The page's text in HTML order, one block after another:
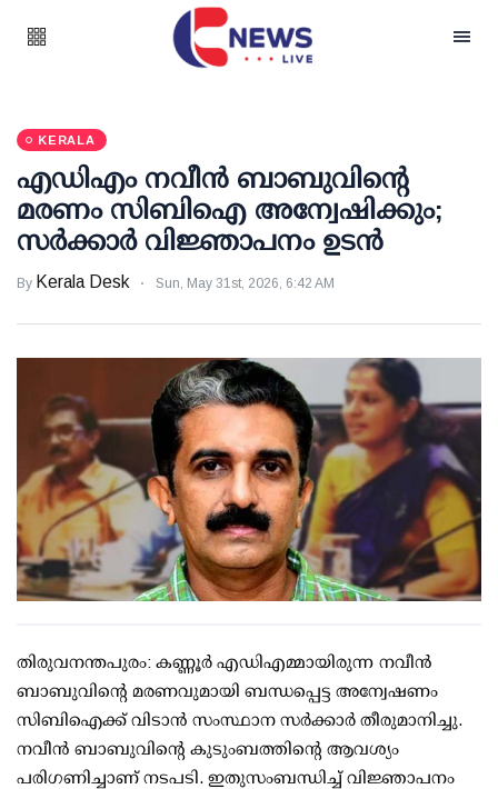
KERALA
എഡിഎം നവീന്‍ ബാബുവിന്റെ
മരണം സിബിഐ അന്വേഷിക്കും;
സര്‍ക്കാര്‍ വിജ്ഞാപനം ഉടന്‍
By Kerala Desk Sun, May 31st, 2026, 6:42 AM
തിരുവനന്തപുരം: കണ്ണൂര്‍ എഡിഎമ്മായിരുന്ന നവീന്‍
ബാബുവിന്റെ മരണവുമായി ബന്ധപ്പെട്ട അന്വേഷണം
സിബിഐക്ക് വിടാന്‍ സംസ്ഥാന സര്‍ക്കാര്‍ തീരുമാനിച്ചു.
നവീന്‍ ബാബുവിന്റെ കുടുംബത്തിന്റെ ആവശ്യം
പരിഗണിച്ചാണ് നടപടി. ഇതുസംബന്ധിച്ച് വിജ്ഞാപനം